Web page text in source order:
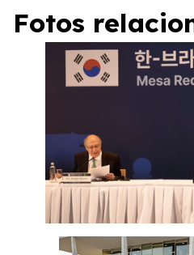
Fotos